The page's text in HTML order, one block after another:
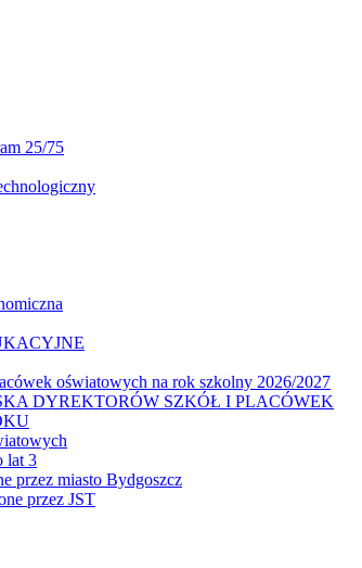
25/75
oświatowych na rok szkolny 2026/2027
DYREKTORÓW SZKÓŁ I PLACÓWEK
lat 3
przez miasto Bydgoszcz
przez JST